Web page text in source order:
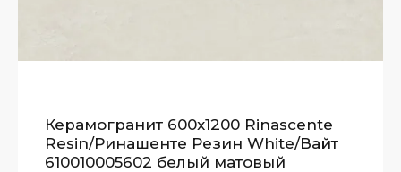
Керамогранит 600x1200 Rinascente
Resin/Ринашенте Резин White/Вайт
610010005602 белый матовый